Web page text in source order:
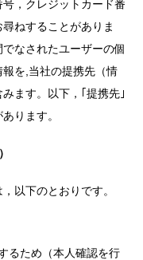
，クレジットカード番
ねすることがありま
なされたユーザーの個
を,当社の提携先（情
ます。以下，｢提携先｣
ります。
以下のとおりです。
るため（本人確認を行